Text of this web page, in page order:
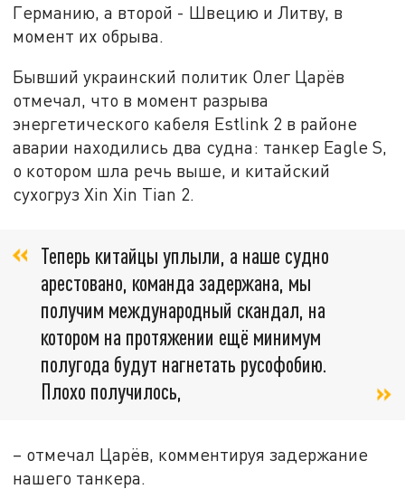
Германию, а второй - Швецию и Литву, в
момент их обрыва.
Бывший украинский политик Олег Царёв
отмечал, что в момент разрыва
энергетического кабеля Estlink 2 в районе
аварии находились два судна: танкер Eagle S,
о котором шла речь выше, и китайский
сухогруз Xin Xin Tian 2.
Теперь китайцы уплыли, а наше судно
арестовано, команда задержана, мы
получим международный скандал, на
котором на протяжении ещё минимум
полугода будут нагнетать русофобию.
Плохо получилось,
– отмечал Царёв, комментируя задержание
нашего танкера.